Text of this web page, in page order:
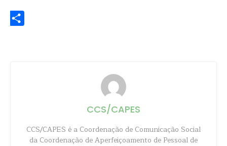
CCS/CAPES
CCS/CAPES é a Coordenação de Comunicação Social
da Coordenação de Aperfeiçoamento de Pessoal de